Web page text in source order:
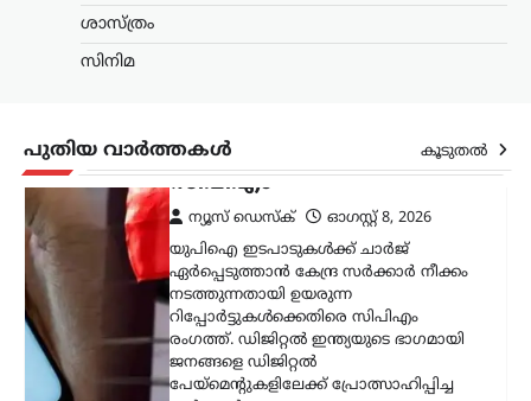
ശാസ്ത്രം
സിനിമ
പുതിയ വാർത്തകൾ കൂടുതൽ
ജീവന്
വെല്ലുവിളി; അര്‍ജുന്‍
ആയങ്കിയെ പിന്തുണച്ച്
ആകാശ് തില്ലങ്കേരി
ന്യൂസ് ഡെസ്ക്
ഓഗസ്റ്റ്‌ 8, 2026
ഒളിവിലിരിക്കെ പൊലീസിനെതിരെ
പരസ്യമായി പ്രതികരിച്ച അര്‍ജുന്‍
ആയങ്കിയെ പിന്തുണച്ച് ഷുഹൈബ്
വധക്കേസ് പ്രതിയായ ആകാശ്
തില്ലങ്കേരി രംഗത്ത്. അര്‍ജുന്‍ ആയങ്കി
പൊലീസിനെ വെല്ലുവിളിക്കുകയും